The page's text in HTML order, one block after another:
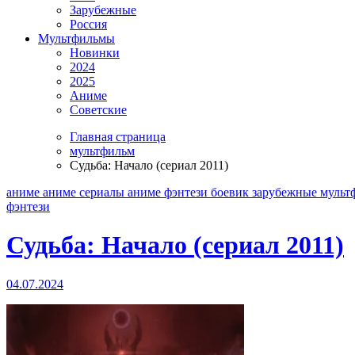
Зарубежные
Россия
Мультфильмы
Новинки
2024
2025
Аниме
Советские
Главная страница
мультфильм
Судьба: Начало (сериал 2011)
аниме аниме сериалы аниме фэнтези боевик зарубежные
фэнтези
Судьба: Начало (сериал 2011)
04.07.2024